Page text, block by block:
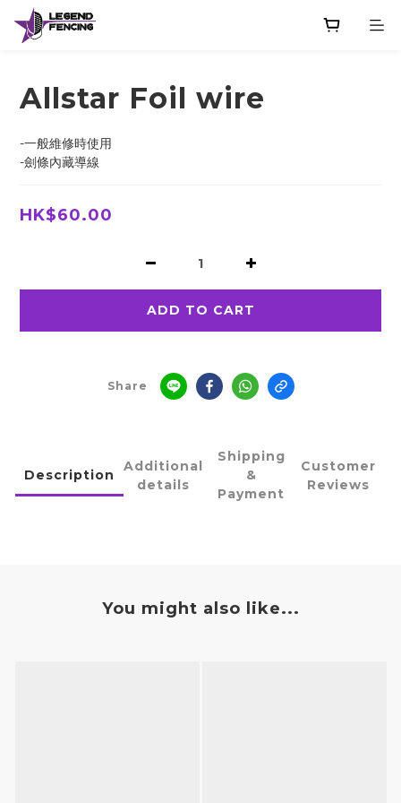
Allstar Foil wire
-一般維修時使用
-劍條內藏導線
HK$60.00
ADD TO CART
Share
Description
Additional
details
Shipping
&
Payment
Customer
Reviews
You might also like...